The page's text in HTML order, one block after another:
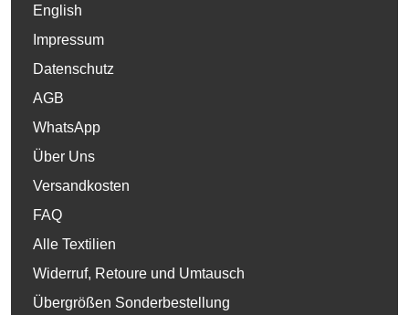
English
Impressum
Datenschutz
AGB
WhatsApp
Über Uns
Versandkosten
FAQ
Alle Textilien
Widerruf, Retoure und Umtausch
Übergrößen Sonderbestellung